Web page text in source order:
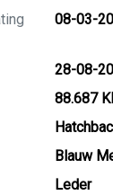
08-03-
28-08-
88.687
Blauw
Leder